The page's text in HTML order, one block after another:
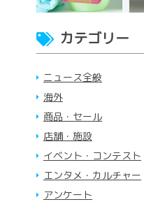
カテゴリー
ニュース全般
海外
商品・セール
店舗・施設
イベント・コンテスト
エンタメ・カルチャー
アンケート